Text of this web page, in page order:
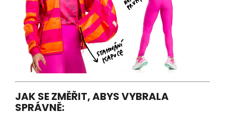
JAK SE ZMĚŘIT, ABYS VYBRALA
SPRÁVNĚ: